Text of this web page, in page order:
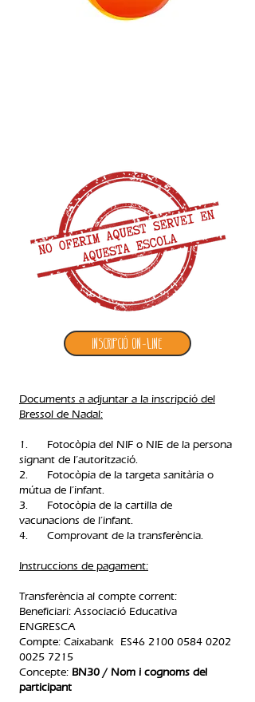
Inscripció ON-LINE
Documents a adjuntar a la inscripció del
Bressol de Nadal:
1. Fotocòpia del NIF o NIE de la persona
signant de l’autorització.
2. Fotocòpia de la targeta sanitària o
mútua de l’infant.
3. Fotocòpia de la cartilla de
vacunacions de l’infant.
4. Comprovant de la transferència.​
Instruccions de pagament:
Transferència al compte corrent:
Beneficiari: Associació Educativa
ENGRESCA
Compte: Caixabank ES46 2100 0584 0202
0025 7215
Concepte: BN30 / Nom i cognoms del
participant